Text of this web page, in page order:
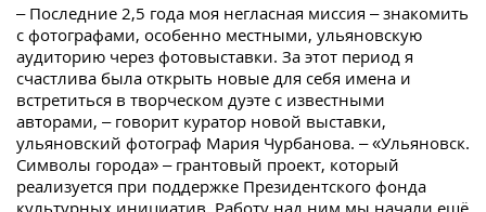
– Последние 2,5 года моя негласная миссия – знакомить
с фотографами, особенно местными, ульяновскую
аудиторию через фотовыставки. За этот период я
счастлива была открыть новые для себя имена и
встретиться в творческом дуэте с известными
авторами, – говорит куратор новой выставки,
ульяновский фотограф Мария Чурбанова. – «Ульяновск.
Символы города» – грантовый проект, который
реализуется при поддержке Президентского фонда
культурных инициатив. Работу над ним мы начали ещё